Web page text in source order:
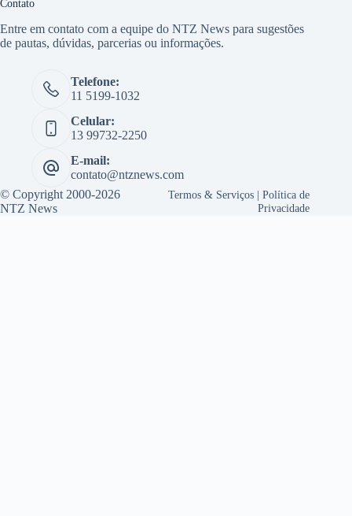
Contato
Entre em contato com a equipe do NTZ News para sugestões
de pautas, dúvidas, parcerias ou informações.
Telefone:
11 5199-1032
Celular:
13 99732-2250
E-mail:
contato@ntznews.com
© Copyright 2000-2026
NTZ News
Termos & Serviços |Política de
Privacidade